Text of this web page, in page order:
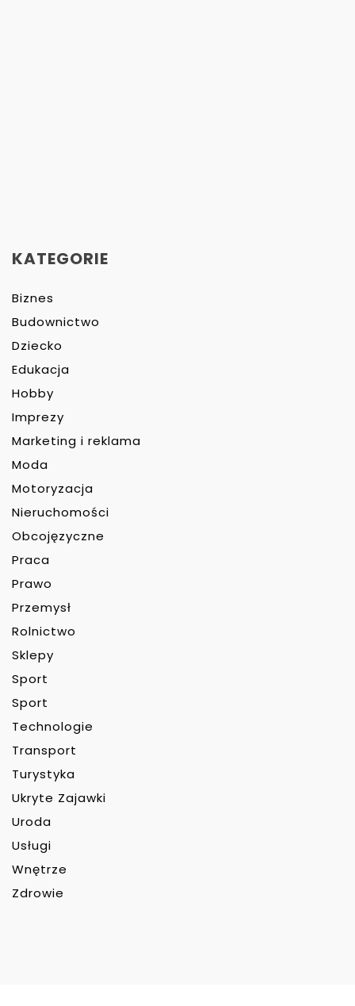
KATEGORIE
Biznes
Budownictwo
Dziecko
Edukacja
Hobby
Imprezy
Marketing i reklama
Moda
Motoryzacja
Nieruchomości
Obcojęzyczne
Praca
Prawo
Przemysł
Rolnictwo
Sklepy
Sport
Sport
Technologie
Transport
Turystyka
Ukryte Zajawki
Uroda
Usługi
Wnętrze
Zdrowie